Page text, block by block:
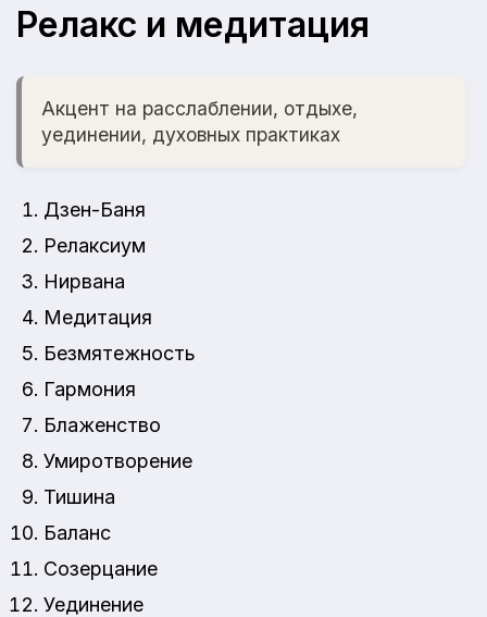
Релакс и медитация
Акцент на расслаблении, отдыхе,
уединении, духовных практиках
Дзен-Баня
Релаксиум
Нирвана
Медитация
Безмятежность
Гармония
Блаженство
Умиротворение
Тишина
Баланс
Созерцание
Уединение